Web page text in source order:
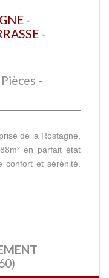
-
-
-
de la Rostagne,
en parfait état
confort et sérénité.